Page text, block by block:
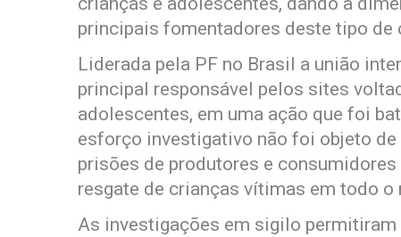
principais fomentadores deste tipo de
Liderada pela PF no Brasil a união
principal responsável pelos sites
adolescentes, em uma ação que foi
esforço investigativo não foi objeto
prisões de produtores e
resgate de crianças vítimas em todo o
As investigações em sigilo